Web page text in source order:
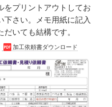
をプリントアウトしてお
下さい。メモ用紙に記入
だいても結構です。
加工依頼書ダウンロード